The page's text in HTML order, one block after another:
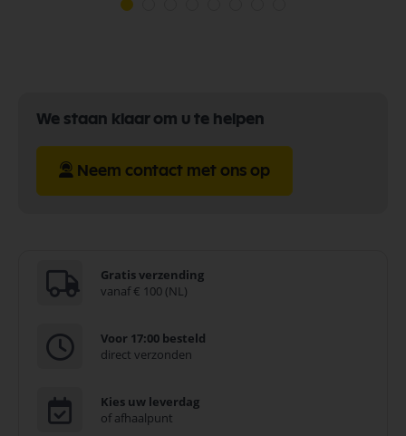
We staan klaar om u te helpen
Neem contact met ons op
Gratis verzending
vanaf € 100 (NL)
Voor 17:00 besteld
direct verzonden
Kies uw leverdag
of afhaalpunt